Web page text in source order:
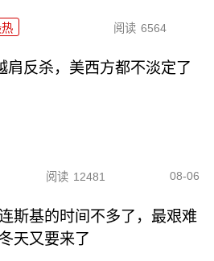
阅读 6564
肩反杀，美西方都不淡定了
阅读 12481 08-06
斯基的时间不多了，最艰难
天又要来了